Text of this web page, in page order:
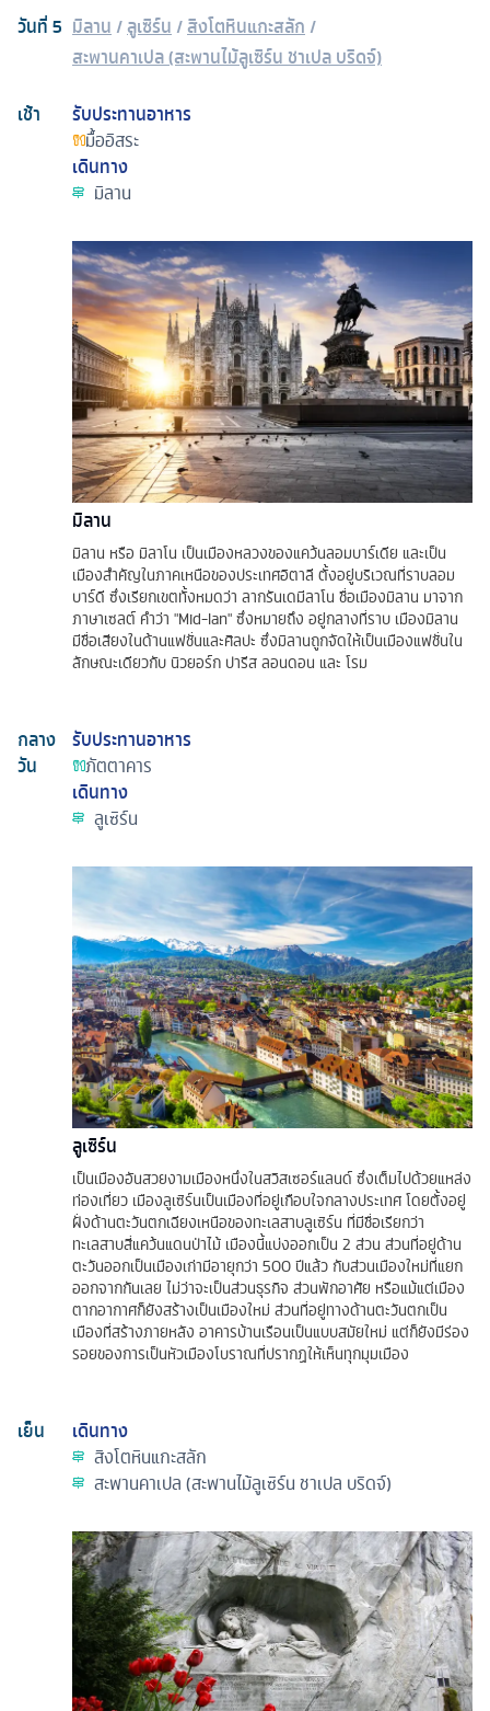
วันที่5 มิลาน /ลูเซิร์น /สิงโตหินแกะสลัก /
สะพานคาเปล (สะพานไม้ลูเซิร์น ชาเปล บริดจ์)
เช้า
รับประทานอาหาร
มื้ออิสระ
เดินทาง
มิลาน
มิลาน
มิลาน หรือ มิลาโน เป็นเมืองหลวงของแคว้นลอมบาร์เดีย และเป็น
เมืองสำคัญในภาคเหนือของประเทศอิตาลี ตั้งอยู่บริเวณที่ราบลอม
บาร์ดี ซึ่งเรียกเขตทั้งหมดว่า ลากรันเดมีลาโน ชื่อเมืองมิลาน มาจาก
ภาษาเซลต์ คำว่า "Mid-lan" ซึ่งหมายถึง อยู่กลางที่ราบ เมืองมิลาน
มีชื่อเสียงในด้านแฟชั่นและศิลปะ ซึ่งมิลานถูกจัดให้เป็นเมืองแฟชั่นใน
ลักษณะเดียวกับ นิวยอร์ก ปารีส ลอนดอน และ โรม
กลาง
วัน
รับประทานอาหาร
ภัตตาคาร
เดินทาง
ลูเซิร์น
ลูเซิร์น
เป็นเมืองอันสวยงามเมืองหนึ่งในสวิสเซอร์แลนด์ ซึ่งเต็มไปด้วยแหล่ง
ท่องเที่ยว เมืองลูเซิร์นเป็นเมืองที่อยู่เกือบใจกลางประเทศ โดยตั้งอยู่
ฝั่งด้านตะวันตกเฉียงเหนือของทะเลสาบลูเซิร์น ที่มีชื่อเรียกว่า
ทะเลสาบสี่แคว้นแดนป่าไม้ เมืองนี้แบ่งออกเป็น 2 ส่วน ส่วนที่อยู่ด้าน
ตะวันออกเป็นเมืองเก่ามีอายุกว่า 500 ปีแล้ว กับส่วนเมืองใหม่ที่แยก
ออกจากกันเลย ไม่ว่าจะเป็นส่วนธุรกิจ ส่วนพักอาศัย หรือแม้แต่เมือง
ตากอากาศก็ยังสร้างเป็นเมืองใหม่ ส่วนที่อยู่ทางด้านตะวันตกเป็น
เมืองที่สร้างภายหลัง อาคารบ้านเรือนเป็นแบบสมัยใหม่ แต่ก็ยังมีร่อง
รอยของการเป็นหัวเมืองโบราณที่ปรากฏให้เห็นทุกมุมเมือง
เย็น
เดินทาง
สิงโตหินแกะสลัก
สะพานคาเปล (สะพานไม้ลูเซิร์น ชาเปล บริดจ์)